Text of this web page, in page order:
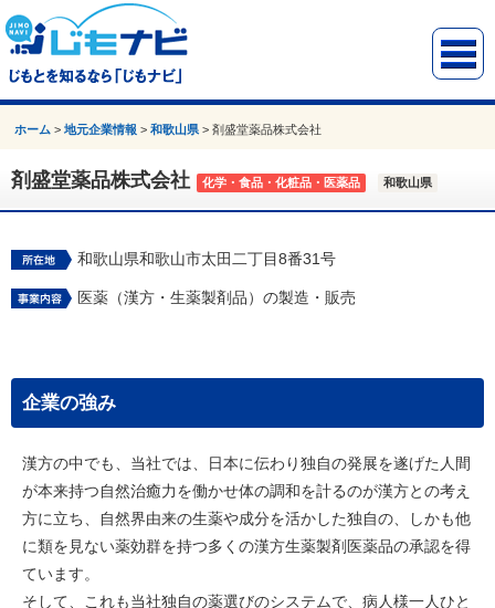
ホーム >地元企業情報 >和歌山県 >剤盛堂薬品株式会社
剤盛堂薬品株式会社 化学・食品・化粧品・医薬品 和歌山県
和歌山県和歌山市太田二丁目8番31号
医薬（漢方・生薬製剤品）の製造・販売
企業の強み
漢方の中でも、当社では、日本に伝わり独自の発展を遂げた人間
が本来持つ自然治癒力を働かせ体の調和を計るのが漢方との考え
方に立ち、自然界由来の生薬や成分を活かした独自の、しかも他
に類を見ない薬効群を持つ多くの漢方生薬製剤医薬品の承認を得
ています。
そして、これも当社独自の薬選びのシステムで、病人様一人ひと